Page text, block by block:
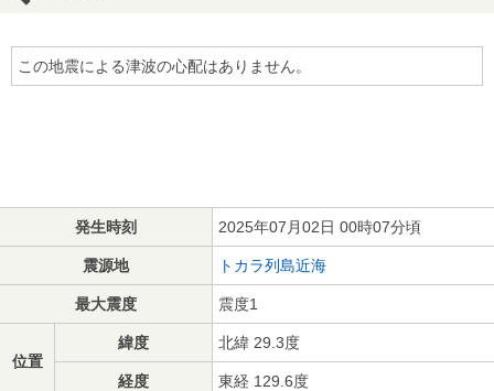
この地震による津波の心配はありません。
発生時刻 2025年07月02日 00時07分頃
震源地 トカラ列島近海
最大震度 震度1
位置
緯度 北緯 29.3度
経度 東経 129.6度